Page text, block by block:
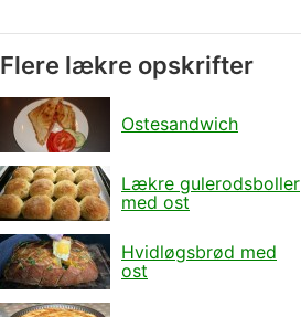
Flere lækre opskrifter
Ostesandwich
Lækre gulerodsboller
med ost
Hvidløgsbrød med
ost